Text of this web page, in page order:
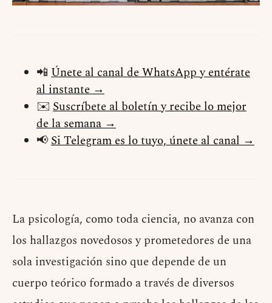
📲 Únete al canal de WhatsApp y entérate
al instante →
✉️ Suscríbete al boletín y recibe lo mejor
de la semana →
📢Si Telegram es lo tuyo, únete al canal →
La psicología, como toda ciencia, no avanza con
los hallazgos novedosos y prometedores de una
sola investigación sino que depende de un
cuerpo teórico formado a través de diversos